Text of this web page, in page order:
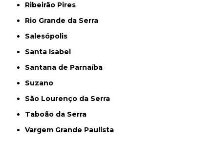
Ribeirão Pires
Rio Grande da Serra
Salesópolis
Santa Isabel
Santana de Parnaíba
Suzano
São Lourenço da Serra
Taboão da Serra
Vargem Grande Paulista